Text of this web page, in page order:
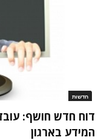
חדשות
דוח חדש חושף:
המידע בארגון